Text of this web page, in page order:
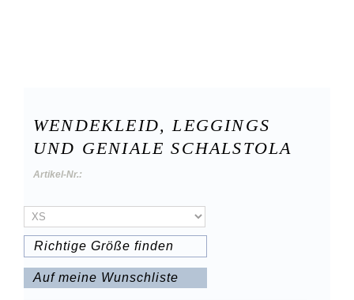
WENDEKLEID, LEGGINGS
UND GENIALE SCHALSTOLA
Artikel-Nr.:
Richtige Größe finden
Auf meine Wunschliste